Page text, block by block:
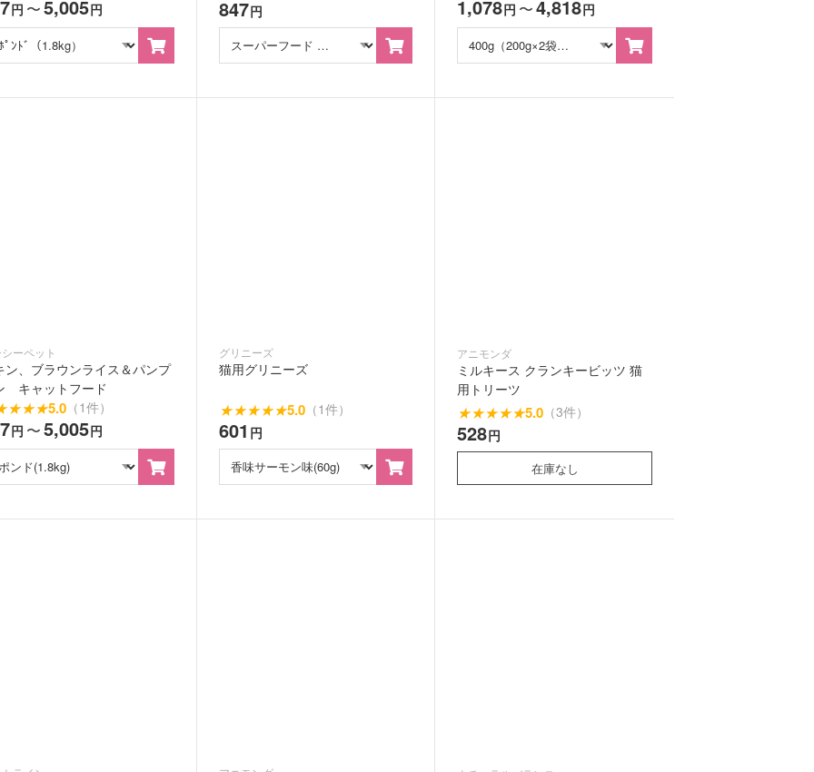
円 〜5,005円 847円 1,078円 〜4,818円
ーペット
ン、ブラウンライス＆パンプ
キャットフード
★★★5.0 （1件）
円 〜5,005円
グリニーズ
猫用グリニーズ
★★★★★5.0（1件）
601 円
アニモンダ
ミルキース クランキービッツ 猫
用トリーツ
★★★★★5.0 （3件）
528円
在庫なし